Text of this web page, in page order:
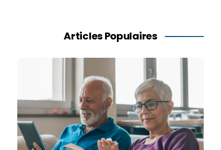
Articles Populaires